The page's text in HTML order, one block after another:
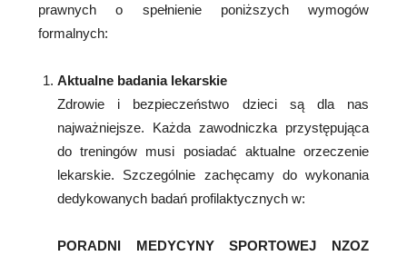
prawnych o spełnienie poniższych wymogów
formalnych:
Aktualne badania lekarskie
Zdrowie i bezpieczeństwo dzieci są dla nas
najważniejsze. Każda zawodniczka przystępująca
do treningów musi posiadać aktualne orzeczenie
lekarskie. Szczególnie zachęcamy do wykonania
dedykowanych badań profilaktycznych w:
PORADNI MEDYCYNY SPORTOWEJ NZOZ